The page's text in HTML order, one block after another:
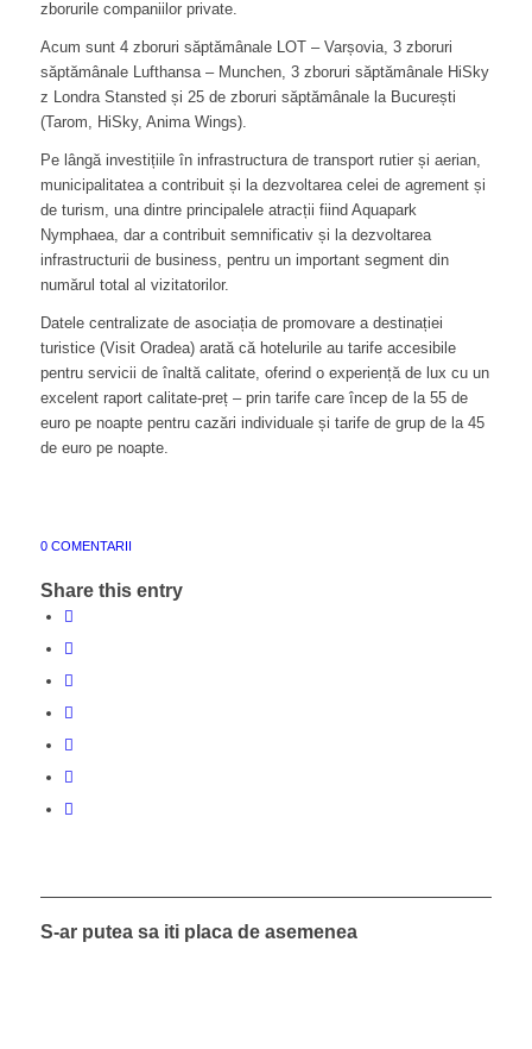
zborurile companiilor private.
Acum sunt 4 zboruri săptămânale LOT – Varșovia, 3 zboruri
săptămânale Lufthansa – Munchen, 3 zboruri săptămânale HiSky
z Londra Stansted și 25 de zboruri săptămânale la București
(Tarom, HiSky, Anima Wings).
Pe lângă investițiile în infrastructura de transport rutier și aerian,
municipalitatea a contribuit și la dezvoltarea celei de agrement și
de turism, una dintre principalele atracții fiind Aquapark
Nymphaea, dar a contribuit semnificativ și la dezvoltarea
infrastructurii de business, pentru un important segment din
numărul total al vizitatorilor.
Datele centralizate de asociația de promovare a destinației
turistice (Visit Oradea) arată că hotelurile au tarife accesibile
pentru servicii de înaltă calitate, oferind o experiență de lux cu un
excelent raport calitate-preț – prin tarife care încep de la 55 de
euro pe noapte pentru cazări individuale și tarife de grup de la 45
de euro pe noapte.
0 COMENTARII
Share this entry
S-ar putea sa iti placa de asemenea